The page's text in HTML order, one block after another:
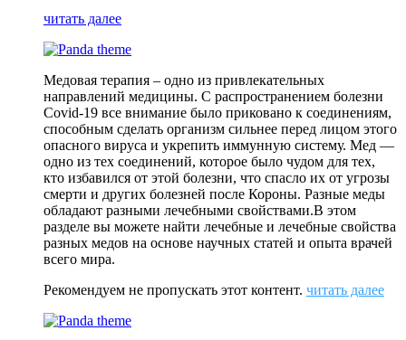
читать далее
Медовая терапия – одно из привлекательных
направлений медицины. С распространением болезни
Covid-19 все внимание было приковано к соединениям,
способным сделать организм сильнее перед лицом этого
опасного вируса и укрепить иммунную систему. Мед —
одно из тех соединений, которое было чудом для тех,
кто избавился от этой болезни, что спасло их от угрозы
смерти и других болезней после Короны. Разные меды
обладают разными лечебными свойствами.В этом
разделе вы можете найти лечебные и лечебные свойства
разных медов на основе научных статей и опыта врачей
всего мира.
Рекомендуем не пропускать этот контент. читать далее